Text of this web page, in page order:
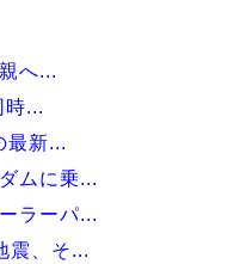
へ...
時...
最新...
ムに乗...
ラーパ...
震、そ...